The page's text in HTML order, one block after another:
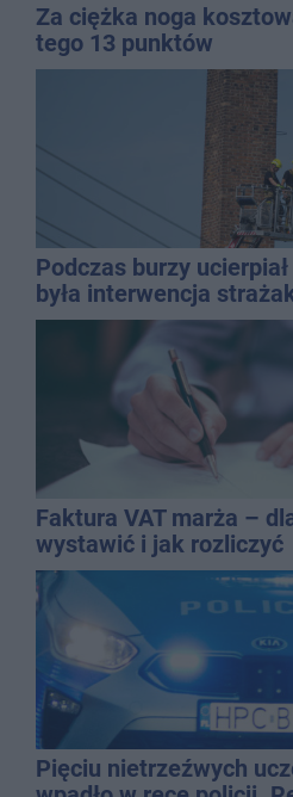
Za ciężka noga
tego 13 punktów
Podczas burzy
była interwencja
Faktura VAT marża –
wystawić i jak rozliczyć
Pięciu nietrzeźwych